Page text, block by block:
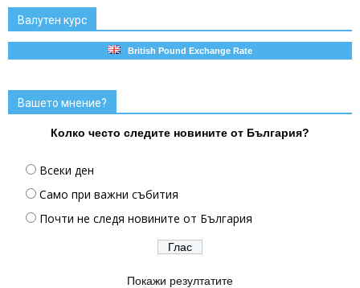
Валутен курс
British Pound Exchange Rate
Вашето мнение?
Колко често следите новините от България?
Всеки ден
Само при важни събития
Почти не следя новините от България
Покажи резултатите